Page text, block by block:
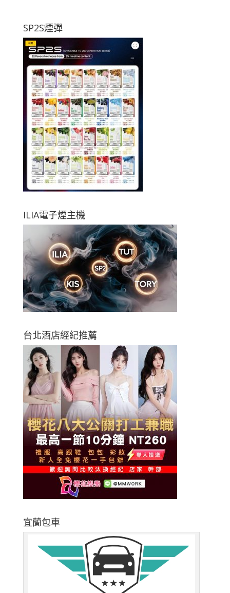
SP2S煙彈
ILIA電子煙主機
台北酒店經紀推薦
宜蘭包車